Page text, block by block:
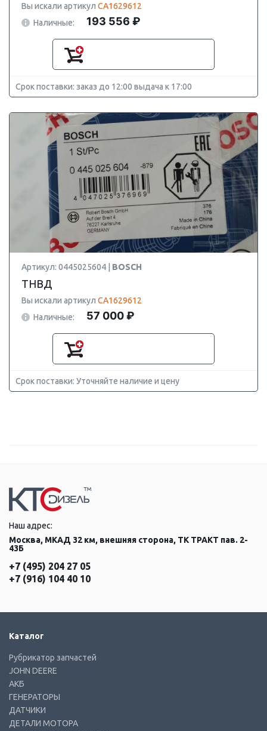
Вы искали артикул CA1629612
Наличные:
193 556 ₽
Срок поставки: заказ до 12:00 выдача к 17:00
Артикул: 0445025604 | BOSCH
ТНВД
Вы искали артикул CA1629612
Наличные:
57 000 ₽
Срок поставки: Уточняйте наличие и цену
Наш адрес:
Москва, МКАД 32 км, внешняя сторона, ТК ТРАКТ пав. 2-
43Б
+7 (495) 204 27 05
+7 (916) 104 40 10
Каталог
Рубрикатор запчастей
JOHN DEERE
АКБ
ГЕНЕРАТОРЫ
ДАТЧИКИ
ДЕТАЛИ МОТОРА